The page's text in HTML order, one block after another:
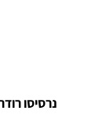
נרסיסו